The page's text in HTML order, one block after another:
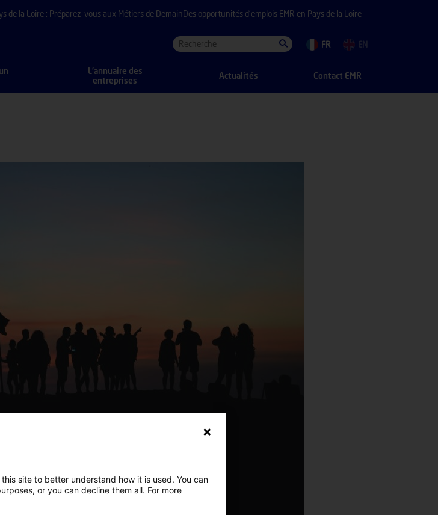
de la Loire : Préparez-vous aux Métiers de Demain Des opportunités d’emplois EMR en Pays de la Loire
FR EN
L’annuaire des
entreprises
Actualités Contact EMR
site to better understand how it is used. You can
or you can decline them all. For more